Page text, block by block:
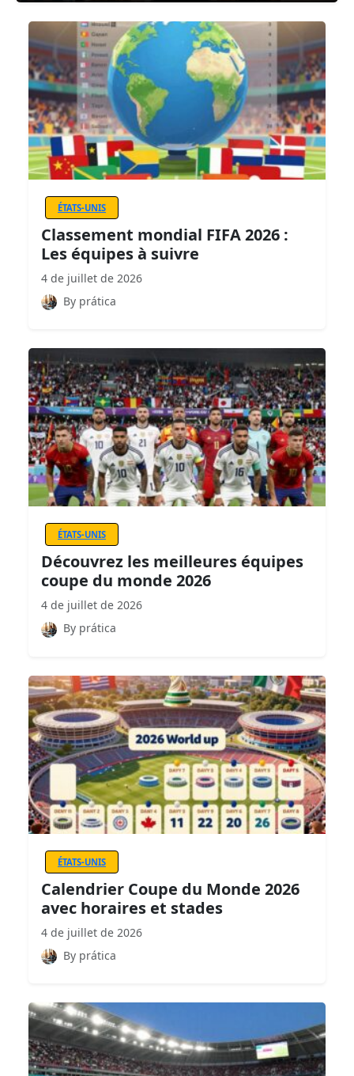
ÉTATS-UNIS
Classement mondial FIFA 2026 :
Les équipes à suivre
4 de juillet de 2026
By prática
ÉTATS-UNIS
Découvrez les meilleures équipes
coupe du monde 2026
4 de juillet de 2026
By prática
ÉTATS-UNIS
Calendrier Coupe du Monde 2026
avec horaires et stades
4 de juillet de 2026
By prática